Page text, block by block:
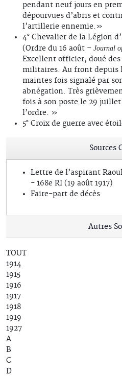
pendant neuf jours en
dépourvues d’abris et
l’artillerie ennemie.»
4° Chevalier de la Légion
(Ordre du 16 août – Journal
Excellent officier, doué
militaires. Au front depuis
maintes fois signalé par
abnégation. Très
fois à son poste le 29 juillet
l’ordre. »
5° Croix de guerre avec
Sources
Lettre de l’aspirant
- 168e RI (19 août 1917)
Faire-part de décès
Autres
TOUT
1914
1915
1916
1917
1918
1919
1927
A
B
C
D